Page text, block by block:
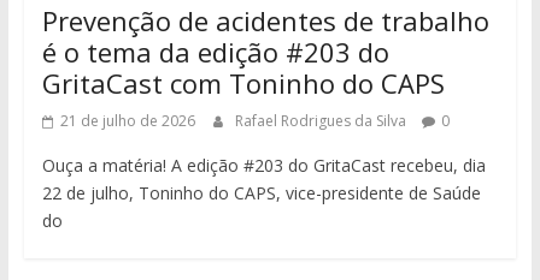
Prevenção de acidentes de trabalho
é o tema da edição #203 do
GritaCast com Toninho do CAPS
21 de julho de 2026 Rafael Rodrigues da Silva 0
Ouça a matéria! A edição #203 do GritaCast recebeu, dia
22 de julho, Toninho do CAPS, vice-presidente de Saúde
do